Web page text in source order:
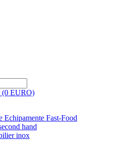
(0 EURO)
Echipamente Fast-Food
hand
inox